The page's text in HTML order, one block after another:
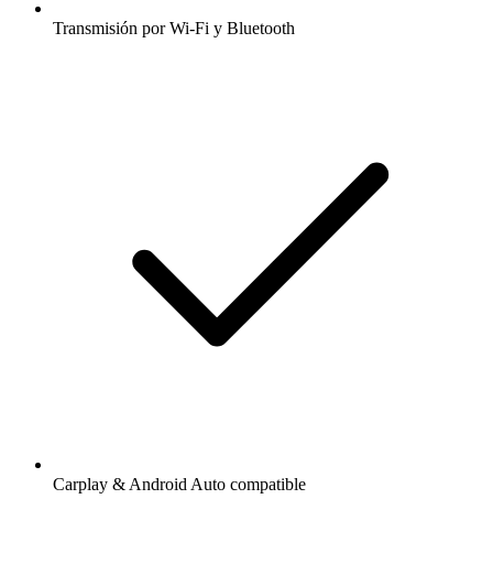
Transmisión por Wi-Fi y Bluetooth
Carplay & Android Auto compatible